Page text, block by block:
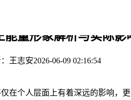
能量形象解析与实际
王志安2026-06-09 02:16:54
在个人层面上有着深远的影响，